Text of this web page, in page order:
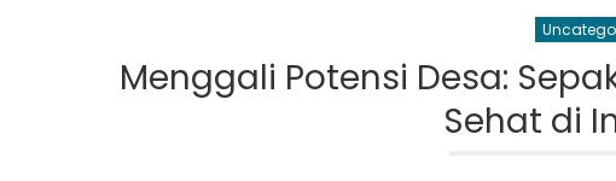
Menggali Potensi Desa:
Sehat di